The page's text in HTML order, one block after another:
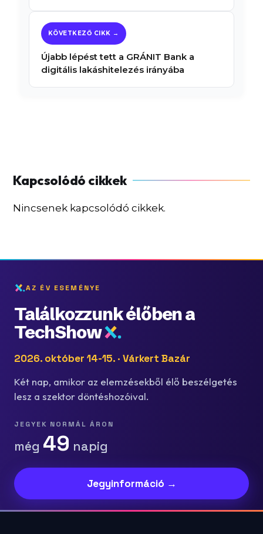
Újabb lépést tett a GRÁNIT Bank a
digitális lakáshitelezés irányába
Nincsenek kapcsolódó cikkek.
AZ ÉV ESEMÉNYE
Találkozzunk élőben a
TechShow
2026. október 14-15. · Várkert Bazár
Két nap, amikor az elemzésekből élő beszélgetés
lesz a szektor döntéshozóival.
JEGYEK NORMÁL ÁRON
még 49 napig
Jegyinformáció →